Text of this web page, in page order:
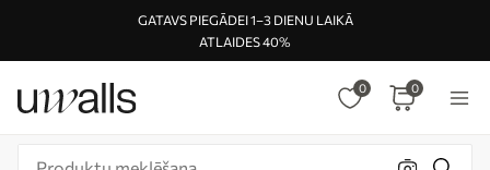
GATAVS PIEGĀDEI 1–3 DIENU LAIKĀ
ATLAIDES 40%
0 0